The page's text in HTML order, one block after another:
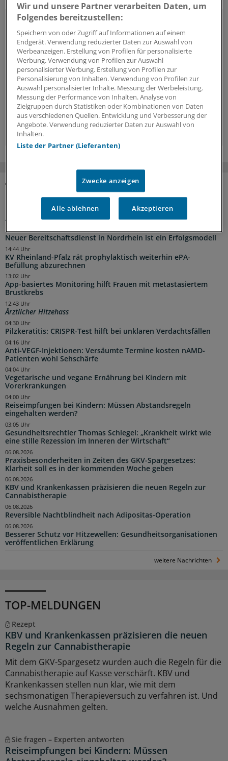
Vorteile des Logins
Über unserkostenloses Loginerhalten Ärzte und
Ärztinnen sowie andere Mitarbeiter der
Gesundheitsbranche Zugriff auf mehr
Hintergründe, Interviews und Praxis-Tipps.
Jetzt anmelden »
Kostenlos registrieren »
NACHRICHTEN
AMD: Nachfüllbares Implantat statt Spritzen
Neuer Bereitschaftsdienst in Nordrhein ist ein Erfolgsmodell
14:45 Uhr
KV Rheinland-Pfalz rät prophylaktisch weiterhin ePA-
Befüllung abzurechnen
14:44 Uhr
App-basiertes Monitoring hilft Frauen mit metastasiertem
Brustkrebs
13:02 Uhr
Ärztlicher Hitzehass
12:43 Uhr
Pilzkeratitis: CRISPR-Test hilft bei unklaren Verdachtsfällen
04:30 Uhr
Anti-VEGF-Injektionen: Versäumte Termine kosten nAMD-
Patienten wohl Sehschärfe
04:16 Uhr
Vegetarische und vegane Ernährung bei Kindern mit
Vorerkrankungen
04:04 Uhr
Reiseimpfungen bei Kindern: Müssen Abstandsregeln
eingehalten werden?
04:00 Uhr
Gesundheitsrechtler Thomas Schlegel: „Krankheit wirkt wie
eine stille Rezession im Inneren der Wirtschaft“
03:05 Uhr
Praxisbesonderheiten in Zeiten des GKV-Spargesetzes:
Klarheit soll es in der kommenden Woche geben
06.08.2026
KBV und Krankenkassen präzisieren die neuen Regeln zur
Cannabistherapie
06.08.2026
Reversible Nachtblindheit nach Adipositas-Operation
06.08.2026
Besserer Schutz vor Hitzewellen: Gesundheitsorganisationen
veröffentlichen Erklärung
06.08.2026
weitere Nachrichten
TOP-MELDUNGEN
Rezept
KBV und Krankenkassen präzisieren die neuen
Regeln zur Cannabistherapie
Mit dem GKV-Spargesetz wurden auch die Regeln für die
Cannabistherapie auf Kasse verschärft. KBV und
Krankenkassen stellen nun klar, wie mit dem
sechsmonatigen Therapieversuch zu verfahren ist. Und
welche Ausnahmen gelten.
Sie fragen – Experten antworten
Reiseimpfungen bei Kindern: Müssen
Wir und unsere Partner verarbeiten Daten, um
Folgendes bereitzustellen:
Speichern von oder Zugriff auf Informationen auf einem
Endgerät. Verwendung reduzierter Daten zur Auswahl von
Werbeanzeigen. Erstellung von Profilen für personalisierte
Werbung. Verwendung von Profilen zur Auswahl
personalisierter Werbung. Erstellung von Profilen zur
Personalisierung von Inhalten. Verwendung von Profilen zur
Auswahl personalisierter Inhalte. Messung der Werbeleistung.
Messung der Performance von Inhalten. Analyse von
Zielgruppen durch Statistiken oder Kombinationen von Daten
aus verschiedenen Quellen. Entwicklung und Verbesserung der
Angebote. Verwendung reduzierter Daten zur Auswahl von
Inhalten.
Liste der Partner (Lieferanten)
Zwecke anzeigen
Alle ablehnen Akzeptieren